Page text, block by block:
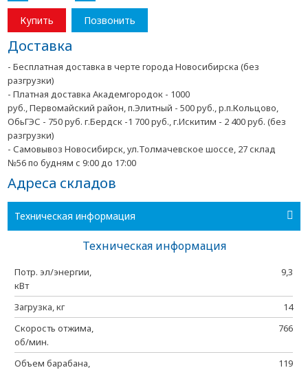
Купить Позвонить
Доставка
- Бесплатная доставка в черте города Новосибирска (без
разгрузки)
- Платная доставка Академгородок - 1000
руб., Первомайский район, п.Элитный - 500 руб., р.п.Кольцово,
ОбьГЭС - 750 руб. г.Бердск -1 700 руб., г.Искитим - 2 400 руб. (без
разгрузки)
- Самовывоз Новосибирск, ул.Толмачевское шоссе, 27 склад
№56 по будням с 9:00 до 17:00
Адреса складов
Техническая информация
Техническая информация
Потр. эл/энергии,
кВт
9,3
Загрузка, кг
14
Скорость отжима,
об/мин.
766
Объем барабана,
119